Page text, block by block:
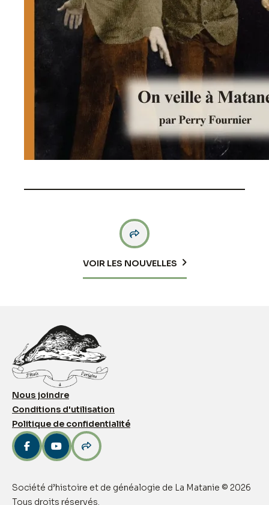

VOIR LES NOUVELLES
Nous joindre
Conditions d'utilisation
Politique de confidentialité
  
Société d’histoire et de généalogie de La Matanie © 2026
Tous droits réservés.